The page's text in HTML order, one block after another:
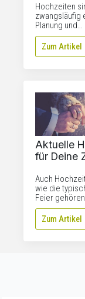
Hochzeiten
zwangsläufig
Planung und…
Zum Artikel
Aktuelle
für Deine
Auch
wie die
Feier
Zum Artikel